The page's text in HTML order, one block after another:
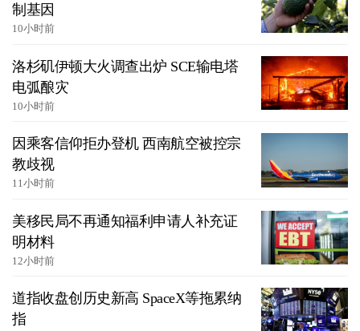
制基因
10小时前
洛杉矶伊顿大火调查出炉 SCE输电塔
电弧酿灾
10小时前
因乘客信仰拒办登机 西南航空被控宗
教歧视
11小时前
美移民局不再通知福利申请人补充证
明材料
12小时前
道指收盘创历史新高 SpaceX等拖累纳
指